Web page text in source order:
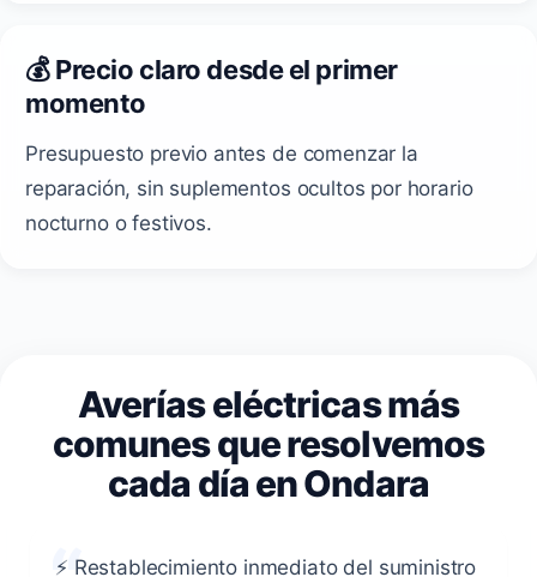
💰 Precio claro desde el primer
momento
Presupuesto previo antes de comenzar la
reparación, sin suplementos ocultos por horario
nocturno o festivos.
Averías eléctricas más
comunes que resolvemos
cada día en Ondara
⚡ Restablecimiento inmediato del suministro